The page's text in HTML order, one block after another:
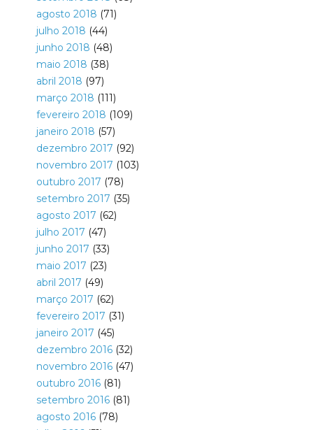
agosto 2018 (71)
julho 2018 (44)
junho 2018 (48)
maio 2018 (38)
abril 2018 (97)
março 2018 (111)
fevereiro 2018 (109)
janeiro 2018 (57)
dezembro 2017 (92)
novembro 2017 (103)
outubro 2017 (78)
setembro 2017 (35)
agosto 2017 (62)
julho 2017 (47)
junho 2017 (33)
maio 2017 (23)
abril 2017 (49)
março 2017 (62)
fevereiro 2017 (31)
janeiro 2017 (45)
dezembro 2016(32)
novembro 2016(47)
outubro 2016(81)
setembro 2016(81)
agosto 2016(78)